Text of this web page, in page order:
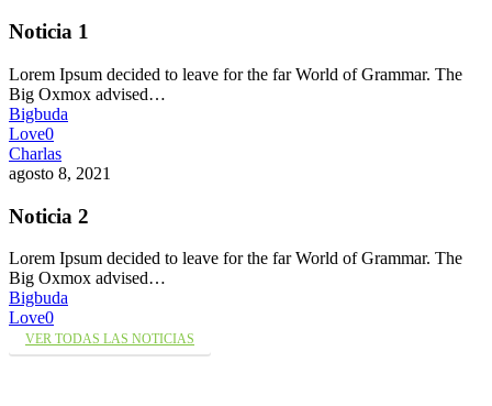
Noticia 1
Lorem Ipsum decided to leave for the far World of Grammar. The
Big Oxmox advised…
Bigbuda
Love0
Charlas
agosto 8, 2021
Noticia 2
Lorem Ipsum decided to leave for the far World of Grammar. The
Big Oxmox advised…
Bigbuda
Love0
VER TODAS LAS NOTICIAS